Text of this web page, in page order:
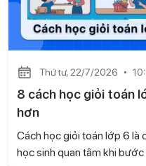
Thứ tư, 22/7/2026
8 cách học giỏi toán
hơn
Cách học giỏi toán lớp 6 là
học sinh quan tâm khi